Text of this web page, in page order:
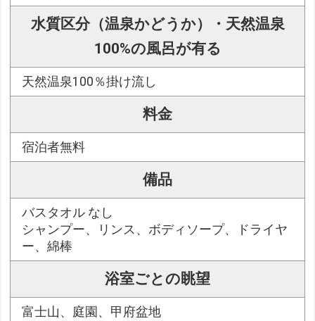
水質区分（温泉かどうか）・天然温泉
100%の風呂が有る
天然温泉100％掛け流し
料金
宿泊者無料
備品
バスタオル なし
シャンプー、リンス、ボディソープ、ドライヤ
ー、綿棒
浴室ごとの眺望
富士山、庭園、甲府盆地